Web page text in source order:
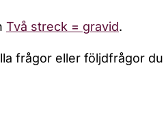
Två streck = gravid.
frågor eller följdfrågor